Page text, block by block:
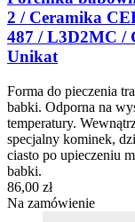
2 / Ceramika
487 / L3D2MC /
Unikat
Forma do pieczenia
babki. Odporna na
temperatury.
specjalny kominek,
ciasto po upieczeniu
babki.
86,00 zł
Na zamówienie